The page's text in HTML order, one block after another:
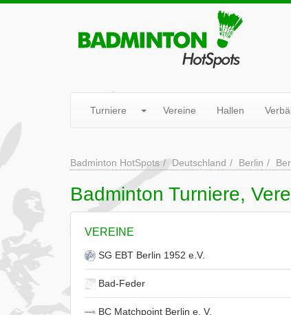
Turniere Vereine Hallen
Badminton HotSpots Deutschland Berlin
Badminton Turniere,
VEREINE
SG EBT Berlin 1952 e.V.
Bad-Feder
BC Matchpoint Berlin e. V.